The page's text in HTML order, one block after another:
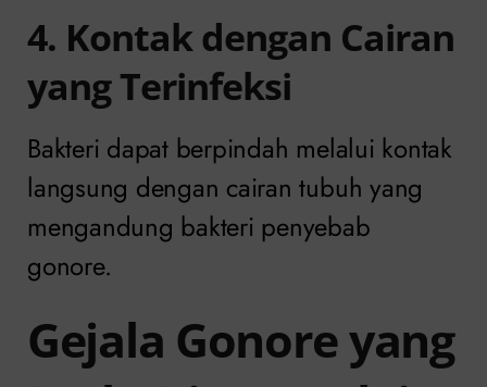
4. Kontak dengan Cairan
yang Terinfeksi
Bakteri dapat berpindah melalui kontak
langsung dengan cairan tubuh yang
mengandung bakteri penyebab
gonore.
Gejala Gonore yang